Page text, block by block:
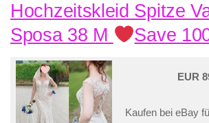
Hochzeitskleid Spitze
Sposa 38 M
Save
EUR
Kaufen bei eBay